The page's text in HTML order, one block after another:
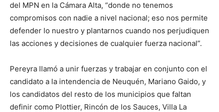
del MPN en la Cámara Alta, “donde no tenemos
compromisos con nadie a nivel nacional; eso nos permite
defender lo nuestro y plantarnos cuando nos perjudiquen
las acciones y decisiones de cualquier fuerza nacional”.
Pereyra llamó a unir fuerzas y trabajar en conjunto con el
candidato a la intendencia de Neuquén, Mariano Gaido, y
los candidatos del resto de los municipios que faltan
definir como Plottier, Rincón de los Sauces, Villa La